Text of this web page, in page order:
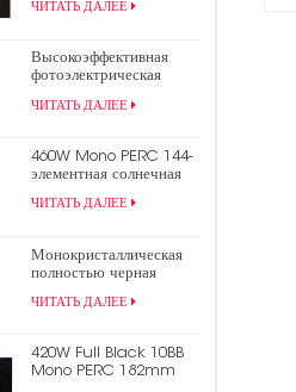
440W All Black TOPCon
ЧИТАТЬ ДАЛЕЕ
Высокоэффективная
фотоэлектрическая
182 мм мощностью 550
ячейкой
ЧИТАТЬ ДАЛЕЕ
460W Mono PERC 144-
элементная солнечная
фотоэлектрическая
ЧИТАТЬ ДАЛЕЕ
Монокристаллическая
полностью черная
энергии 430 Вт
ЧИТАТЬ ДАЛЕЕ
420W Full Black 10BB
Mono PERC 182mm